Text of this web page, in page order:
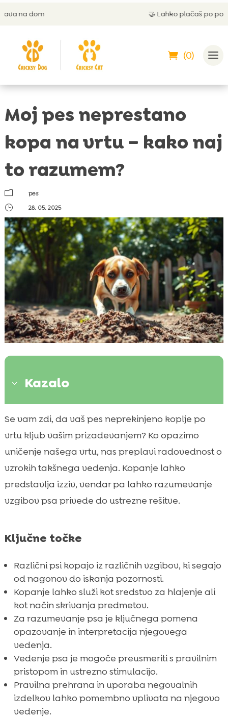
Lahko plačaš po povzetju
(0)
Moj pes neprestano
kopa na vrtu – kako naj
to razumem?
m
pes
}
28. 05. 2025
3 Kazalo
 Zakaj psi kopljejo?
 Raziskovanje različnih pasem
 Pes veliko koplje na vrtu
 Kako preusmeriti vedenje kopanja?
 Pomena ustrezne prehrane psa
 CricksyDog hrana za pse
Twinky vitamini
Izdelki za nego: Chloé šampon in balzam
za nos in tačke
 Psihična stimulacija in vadba za našega
psa
 Kaj ne smemo storiti pri disciplini kopanja?
 Kako nasvete prenesti v prakso?
Zaključek
FAQ
Se vam zdi, da vaš pes neprekinjeno koplje po
vrtu kljub vašim prizadevanjem? Ko opazimo
uničenje našega vrtu, nas preplavi radovednost o
vzrokih takšnega vedenja. Kopanje lahko
predstavlja izziv, vendar pa lahko razumevanje
vzgibov psa privede do ustrezne rešitve.
Ključne točke
Različni psi kopajo iz različnih vzgibov, ki segajo
od nagonov do iskanja pozornosti.
Kopanje lahko služi kot sredstvo za hlajenje ali
kot način skrivanja predmetov.
Za razumevanje psa je ključnega pomena
opazovanje in interpretacija njegovega
vedenja.
Vedenje psa je mogoče preusmeriti s pravilnim
pristopom in ustrezno stimulacijo.
Pravilna prehrana in uporaba negovalnih
izdelkov lahko pomembno vplivata na njegovo
vedenje.